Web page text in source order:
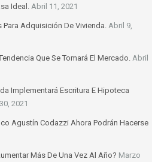
Ideal. Abril 11, 2021
Para Adquisición De Vivienda. Abril 9,
Que Se Tomará El Mercado. Abril
Implementará Escritura E Hipoteca
2021
Agustín Codazzi Ahora Podrán Hacerse
Más De Una Vez Al Año? Marzo